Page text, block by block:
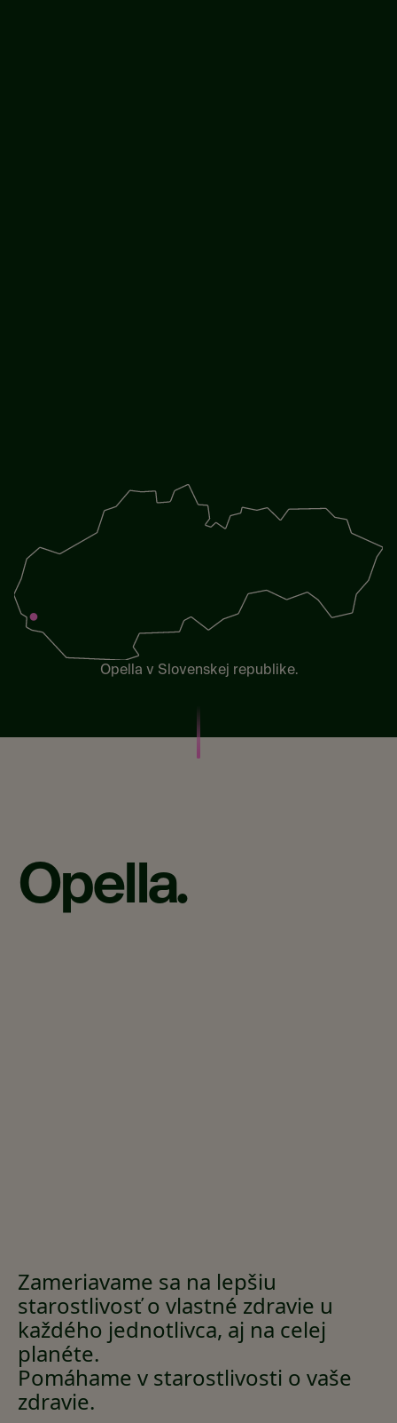
Opella v Slovenskej republike.
Opella.
Zameriavame sa na lepšiu
starostlivosť o vlastné zdravie u
každého jednotlivca, aj na celej
planéte.
Pomáhame v starostlivosti o vaše
zdravie.